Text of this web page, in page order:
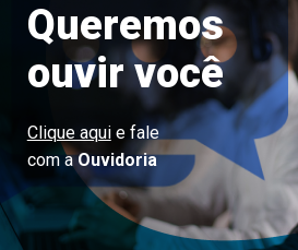
Queremos
ouvir você
Clique aquie fale
com aOuvidoria